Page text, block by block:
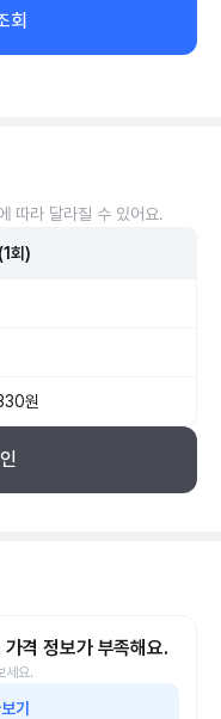
회
따라 달라질 수 있어요.
회)
원
격 정보가 부족해요.
세요.
기